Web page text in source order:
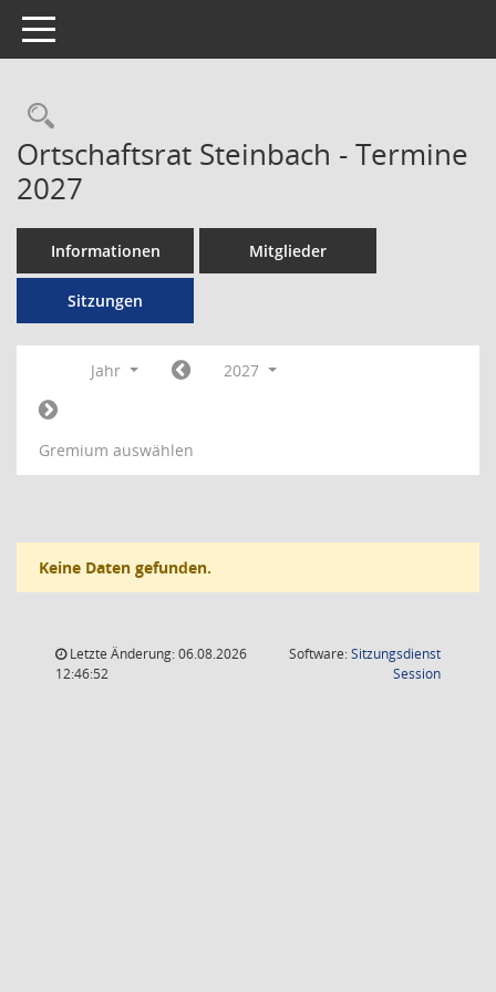
Toggle navigation
Rechercheauswahl
Ortschaftsrat Steinbach - Termine
2027
Informationen Mitglieder
Sitzungen
Jahr 2027
Gremium auswählen
Keine Daten gefunden.
Letzte Änderung: 06.08.2026
12:46:52
Software:Sitzungsdienst
Session(Wird in